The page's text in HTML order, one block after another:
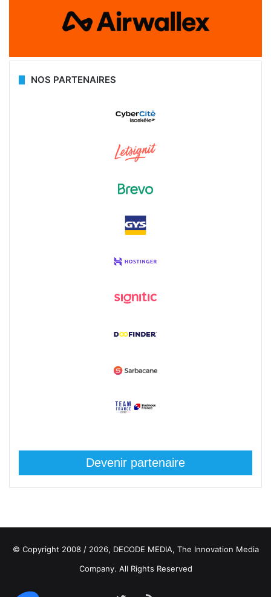
NOS PARTENAIRES
Devenir partenaire
© Copyright 2008 / 2026, DECODE MEDIA, The Innovation Media
Company. All Rights Reserved